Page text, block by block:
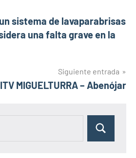
sistema de lavaparabrisas
una falta grave en la
Siguiente entrada
ITV MIGUELTURRA – Abenójar
Buscar